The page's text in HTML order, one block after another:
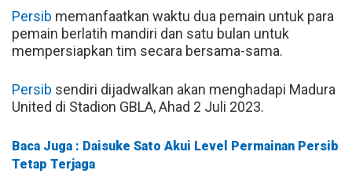
Persib memanfaatkan waktu dua pemain untuk para
pemain berlatih mandiri dan satu bulan untuk
mempersiapkan tim secara bersama-sama.
Persib sendiri dijadwalkan akan menghadapi Madura
United di Stadion GBLA, Ahad 2 Juli 2023.
Baca Juga : Daisuke Sato Akui Level Permainan Persib
Tetap Terjaga